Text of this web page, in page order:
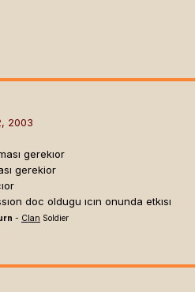
2003
gerekıor
gerekior
doc oldugu ıcın onunda etkısı
- Clan Soldier